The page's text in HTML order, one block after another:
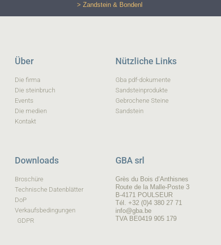
> Zandstein & Bondenl
Über
Die firma
Die steinbruch
Events
Die medien
Kontakt
Nützliche Links
Gba pdf-dokumente
Sandsteinprodukte
Gebrochene Steine
Sandstein
Downloads
Broschüre
Technische Datenblätter
DoP
Verkaufsbedingungen
GDPR
GBA srl
Grès du Bois d’Anthisnes
Route de la Malle-Poste 3
B-4171 POULSEUR
Tél. +32 (0)4 380 27 71
info@gba.be
TVA BE0419 905 179